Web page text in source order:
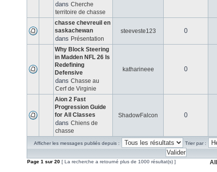
dans Cherche
territoire de chasse
chasse chevreuil en
saskachewan
dans Présentation
steeveste123 0
Why Block Steering
in Madden NFL 26 Is
Redefining
Defensive
dans Chasse au
Cerf de Virginie
katharineee 0
Aion 2 Fast
Progression Guide
for All Classes
dans Chiens de
chasse
ShadowFalcon 0
Afficher les messages publiés depuis : Trier par :
Page 1 sur 20 [ La recherche a retourné plus de 1000 résultat(s) ]